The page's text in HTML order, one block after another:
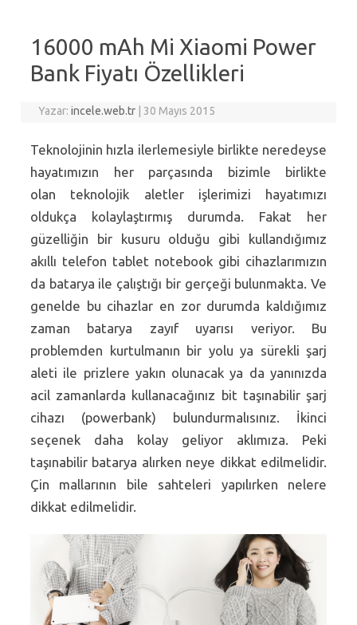
16000 mAh Mi Xiaomi Power
Bank Fiyatı Özellikleri
Yazar:incele.web.tr 30 Mayıs 2015
Teknolojinin hızla ilerlemesiyle birlikte neredeyse
hayatımızın her parçasında bizimle birlikte
olan teknolojik aletler işlerimizi hayatımızı
oldukça kolaylaştırmış durumda. Fakat her
güzelliğin bir kusuru olduğu gibi kullandığımız
akıllı telefon tablet notebook gibi cihazlarımızın
da batarya ile çalıştığı bir gerçeği bulunmakta. Ve
genelde bu cihazlar en zor durumda kaldığımız
zaman batarya zayıf uyarısı veriyor. Bu
problemden kurtulmanın bir yolu ya sürekli şarj
aleti ile prizlere yakın olunacak ya da yanınızda
acil zamanlarda kullanacağınız bit taşınabilir şarj
cihazı (powerbank) bulundurmalısınız. İkinci
seçenek daha kolay geliyor aklımıza. Peki
taşınabilir batarya alırken neye dikkat edilmelidir.
Çin mallarının bile sahteleri yapılırken nelere
dikkat edilmelidir.